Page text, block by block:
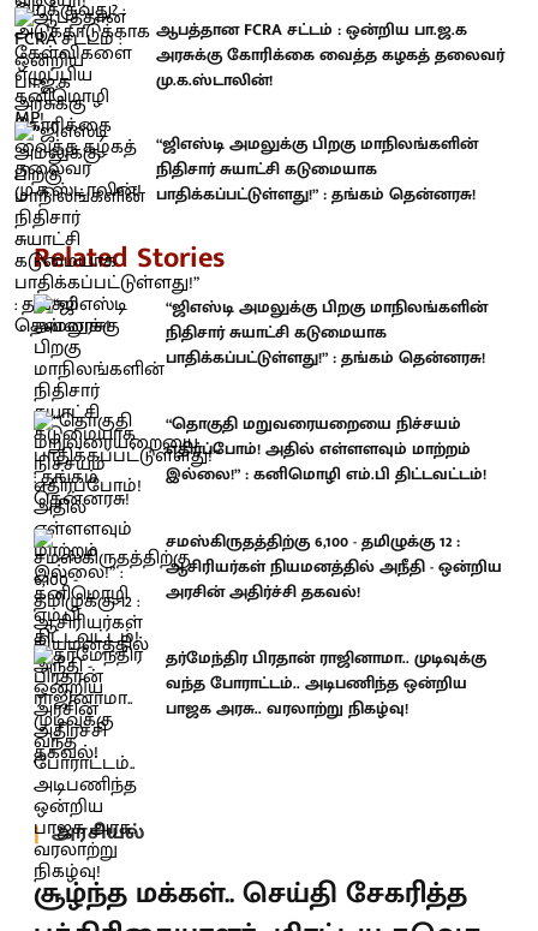
ஆபத்தான FCRA சட்டம் : ஒன்றிய பா.ஜ.க
அரசுக்கு கோரிக்கை வைத்த கழகத் தலைவர்
மு.க.ஸ்டாலின்!
“ஜிஎஸ்டி அமலுக்கு பிறகு மாநிலங்களின்
நிதிசார் சுயாட்சி கடுமையாக
பாதிக்கப்பட்டுள்ளது!” : தங்கம் தென்னரசு!
Related Stories
“ஜிஎஸ்டி அமலுக்கு பிறகு மாநிலங்களின்
நிதிசார் சுயாட்சி கடுமையாக
பாதிக்கப்பட்டுள்ளது!” : தங்கம் தென்னரசு!
“தொகுதி மறுவரையறையை நிச்சயம்
எதிர்ப்போம்! அதில் எள்ளளவும் மாற்றம்
இல்லை!” : கனிமொழி எம்.பி திட்டவட்டம்!
சமஸ்கிருதத்திற்கு 6,100 - தமிழுக்கு 12 :
ஆசிரியர்கள் நியமனத்தில் அநீதி - ஒன்றிய
அரசின் அதிர்ச்சி தகவல்!
தர்மேந்திர பிரதான் ராஜினாமா.. முடிவுக்கு
வந்த போராட்டம்.. அடிபணிந்த ஒன்றிய
பாஜக அரசு.. வரலாற்று நிகழ்வு!
அரசியல்
சூழ்ந்த மக்கள்.. செய்தி சேகரித்த